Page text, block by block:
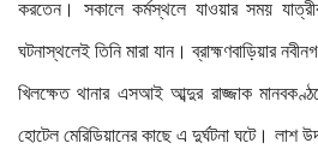
করতেন। সকালে কর্মস্থলে যাওয়ার সময়
ঘটনাস্থলেই তিনি মারা যান। ব্রাহ্মণবাড়িয়ার
খিলক্ষেত থানার এসআই আব্দুর রাজ্জাক
হোটেল মেরিডিয়ানের কাছে এ দুর্ঘটনা ঘটে। লাশ